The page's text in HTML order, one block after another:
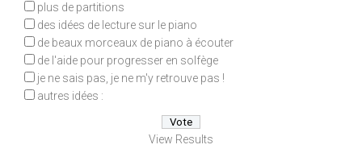
plus de partitions
des idées de lecture sur le piano
de beaux morceaux de piano à écouter
de l'aide pour progresser en solfège
je ne sais pas, je ne m'y retrouve pas !
autres idées :
View Results